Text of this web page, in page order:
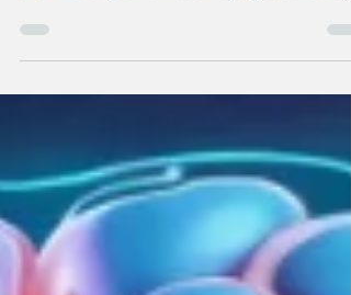
si scrive molto sull’impatto dirompente dei